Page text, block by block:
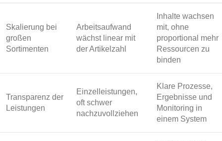
Skalierung bei
großen
Sortimenten
Arbeitsaufwand
wächst linear mit
der Artikelzahl
Inhalte wachsen
mit, ohne
proportional mehr
Ressourcen zu
binden
Transparenz der
Leistungen
Einzelleistungen,
oft schwer
nachzuvollziehen
Klare Prozesse,
Ergebnisse und
Monitoring in
einem System